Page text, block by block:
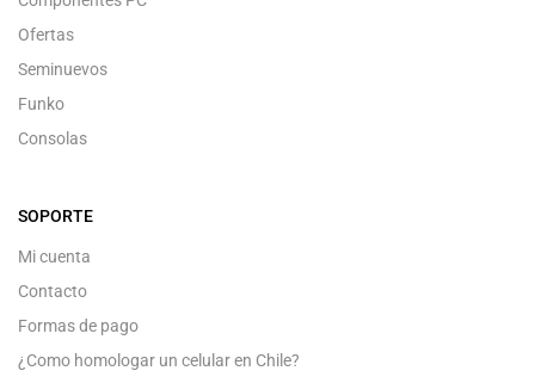
Ofertas
Seminuevos
Funko
Consolas
SOPORTE
Mi cuenta
Contacto
Formas de pago
¿Como homologar un celular en Chile?